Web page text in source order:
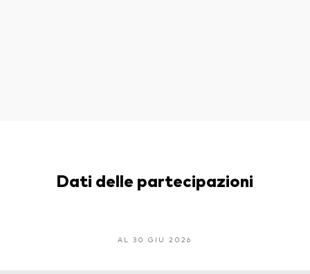
Dati delle partecipazioni
AL 30 GIU 2026